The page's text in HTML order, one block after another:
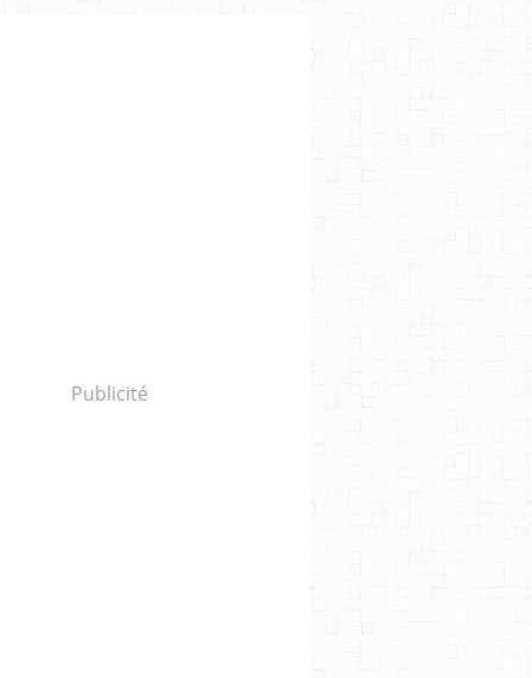
Publicité